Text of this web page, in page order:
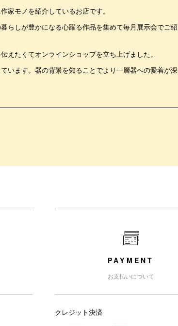
家モノを紹介しているお店です。
らしが豊かになる心躍る作品を集めて毎月展示会でご紹
えたくてオンラインショップを立ち上げました。
います。器の背景を知ることでより一層器への愛着が深
PAYMENT
お支払いについて
クレジット決済